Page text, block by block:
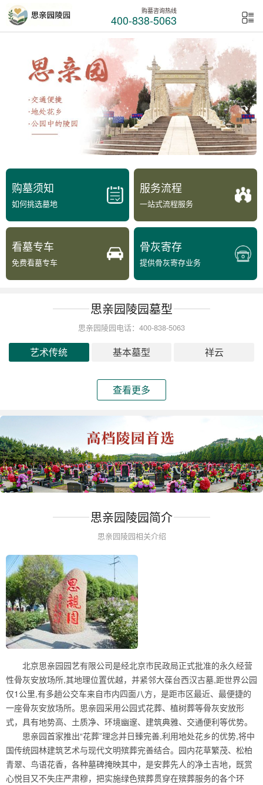
购墓咨询热线
400-838-5063
购墓须知
如何挑选墓地
服务流程
一站式流程服务
看墓专车
免费看墓专车
骨灰寄存
提供骨灰寄存业务
思亲园陵园墓型
思亲园陵园电话：400-838-5063
艺术传统 基本墓型 祥云
查看更多
思亲园陵园简介
思亲园陵园相关介绍
北京思亲园园艺有限公司是经北京市民政局正式批准的永久经营
性骨灰安放场所,其地理位置优越，并紧邻大葆台西汉古墓,距世界公园
仅1公里,有多趟公交车来自市内四面八方，是距市区最近、最便捷的
一座骨灰安放场所。思亲园采用公园式花葬、植树葬等骨灰安放形
式，具有地势高、土质净、环境幽邃、建筑典雅、交通便利等优势。
思亲园首家推出“花葬”理念并日臻完善,利用地处花乡的优势,将中
国传统园林建筑艺术与现代文明殡葬完善结合。园内花草繁茂、松柏
青翠、鸟语花香，各种墓碑掩映其中，是安葬先人的净土吉地，既赏
心悦目又不失庄严肃穆，把实施绿色殡葬贯穿在殡葬服务的各个环